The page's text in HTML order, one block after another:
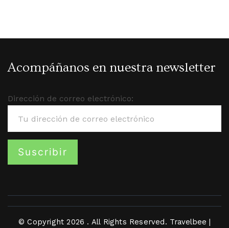
Acompáñanos en nuestra newsletter
Dirección de correo electrónico:
© Copyright 2026 . All Rights Reserved. Travelbee |